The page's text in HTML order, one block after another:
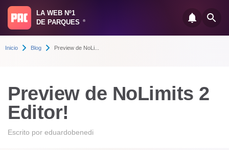
LA WEB Nº1
DE PARQUES
®
Inicio Blog Preview de NoLi...
Preview de NoLimits 2
Editor!
Escrito por eduardobenedi